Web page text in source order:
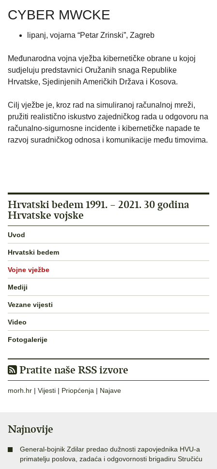
CYBER MWCKE
lipanj, vojarna “Petar Zrinski”, Zagreb
Međunarodna vojna vježba kibernetičke obrane u kojoj
sudjeluju predstavnici Oružanih snaga Republike
Hrvatske, Sjedinjenih Američkih Država i Kosova.
Cilj vježbe je, kroz rad na simuliranoj računalnoj mreži,
pružiti realistično iskustvo zajedničkog rada u odgovoru na
računalno-sigurnosne incidente i kibernetičke napade te
razvoj suradničkog odnosa i komunikacije među timovima.
Hrvatski bedem 1991. – 2021. 30 godina
Hrvatske vojske
Uvod
Hrvatski bedem
Vojne vježbe
Mediji
Vezane vijesti
Video
Fotogalerije
Pratite naše RSS izvore
morh.hr | Vijesti | Priopćenja | Najave
Najnovije
General-bojnik Zdilar predao dužnosti zapovjednika HVU-a
primatelju poslova, zadaća i odgovornosti brigadiru Stručiću